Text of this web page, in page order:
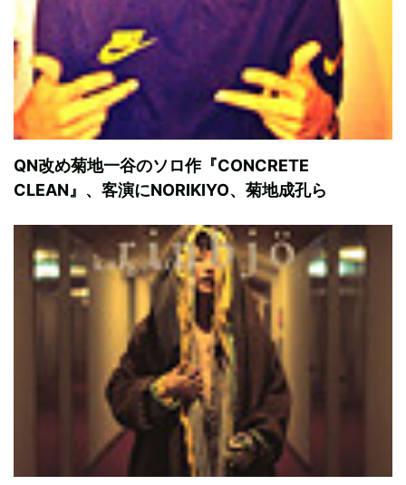
QN改め菊地一谷のソロ作『CONCRETE
CLEAN』、客演にNORIKIYO、菊地成孔ら